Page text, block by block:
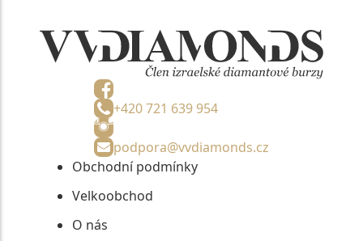
+420 721 639 954
podpora@vvdiamonds.cz
Obchodní podmínky
Velkoobchod
O nás